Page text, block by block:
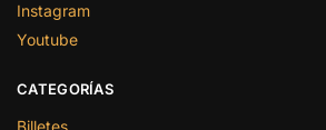
Instagram
Youtube
CATEGORÍAS
Billetes